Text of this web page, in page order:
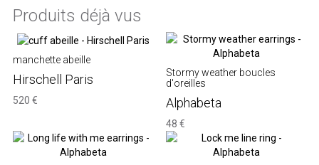
Produits déjà vus
manchette abeille
Hirschell Paris
520 €
Stormy weather boucles
d'oreilles
Alphabeta
48 €